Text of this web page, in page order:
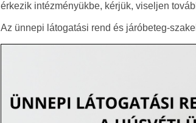
érkezik intézményükbe, kérjük, viseljen
Az ünnepi látogatási rend és járóbeteg-